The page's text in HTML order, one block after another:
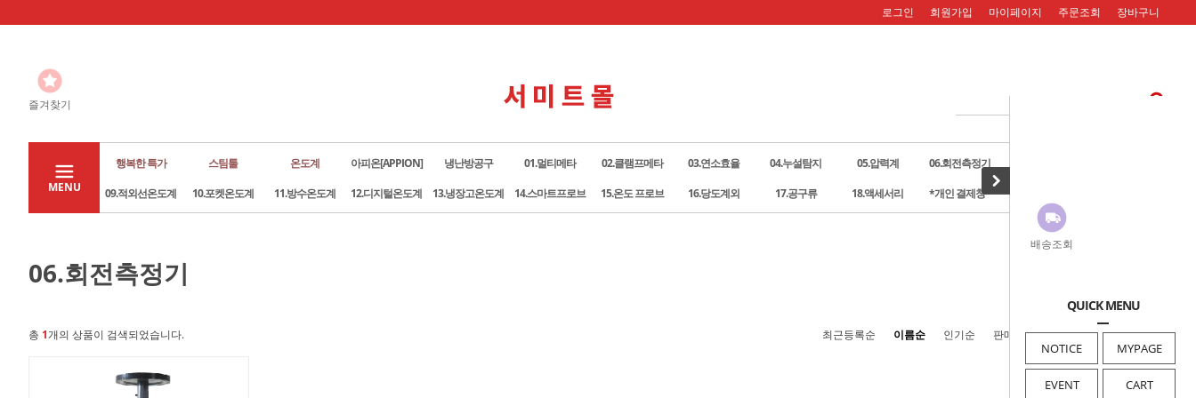
배송조회
QUICK MENU
NOTICE MYPAGE
EVENT CART
로그인 회원가입 마이페이지 주문조회 장바구니
즐겨찾기
MENU
행복한 특가 스팀툴 온도계 아피온[APPION] 냉난방공구 01.멀티메타 02.클램프메타 03.연소효율 04.누설탐지 05.압력계 06.회전측정기
09.적외선온도계
10.포켓온도계 11.방수온도계 12.디지털온도계 13.냉장고온도계 14.스마트프로브 15.온도 프로브 16.당도계외 17.공구류 18.액세서리 *개인 결제창*
· HOME
06.회전측정기
총 1개의 상품이 검색되었습니다. 최근등록순 이름순 인기순 판매순 높은가격순 낮은가격순